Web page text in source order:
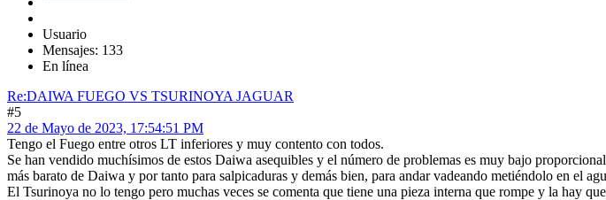
Usuario
Mensajes: 133
En línea
Re:DAIWA FUEGO VS TSURINOYA JAGUAR
#5
22 de Mayo de 2023, 17:54:51 PM
Tengo el Fuego entre otros LT inferiores y muy contento con todos.
Se han vendido muchísimos de estos Daiwa asequibles y el número de problemas es muy bajo
más barato de Daiwa y por tanto para salpicaduras y demás bien, para andar vadeando metiéndolo en el
El Tsurinoya no lo tengo pero muchas veces se comenta que tiene una pieza interna que rompe y la hay